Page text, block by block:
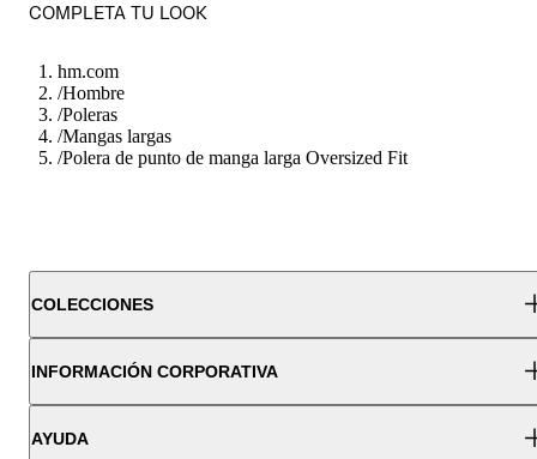
COMPLETA TU LOOK
hm.com
/Hombre
/Poleras
/Mangas largas
/Polera de punto de manga larga Oversized Fit
COLECCIONES
INFORMACIÓN CORPORATIVA
AYUDA